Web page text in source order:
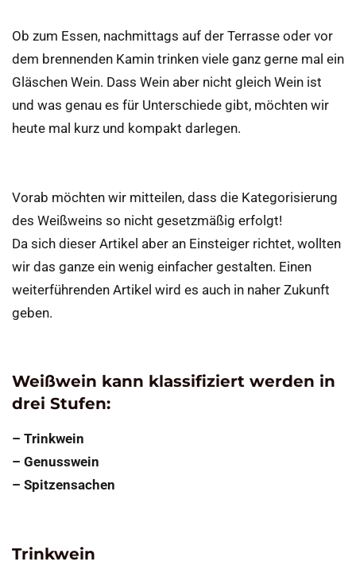
Ob zum Essen, nachmittags auf der Terrasse oder vor
dem brennenden Kamin trinken viele ganz gerne mal ein
Gläschen Wein. Dass Wein aber nicht gleich Wein ist
und was genau es für Unterschiede gibt, möchten wir
heute mal kurz und kompakt darlegen.
Vorab möchten wir mitteilen, dass die Kategorisierung
des Weißweins so nicht gesetzmäßig erfolgt!
Da sich dieser Artikel aber an Einsteiger richtet, wollten
wir das ganze ein wenig einfacher gestalten. Einen
weiterführenden Artikel wird es auch in naher Zukunft
geben.
Weißwein kann klassifiziert werden in
drei Stufen:
– Trinkwein
– Genusswein
– Spitzensachen
Trinkwein